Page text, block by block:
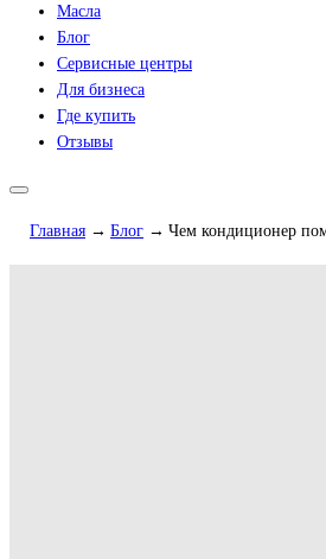
Масла
Блог
Сервисные центры
Для бизнеса
Где купить
Отзывы
Главная Блог Чем кондиционер